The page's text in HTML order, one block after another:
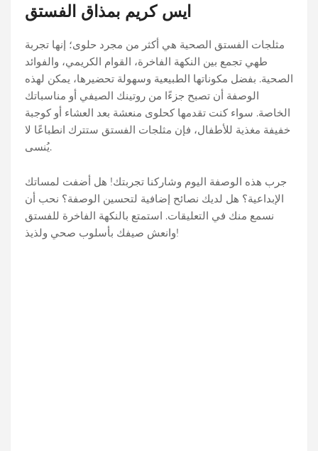
ايس كريم بمذاق الفستق
مثلجات الفستق الصحية هي أكثر من مجرد حلوى؛ إنها تجربة
طهي تجمع بين النكهة الفاخرة، القوام الكريمي، والفوائد
الصحية. بفضل مكوناتها الطبيعية وسهولة تحضيرها، يمكن لهذه
الوصفة أن تصبح جزءًا من روتينك الصيفي أو مناسباتك
الخاصة. سواء كنت تقدمها كحلوى منعشة بعد العشاء أو كوجبة
خفيفة مغذية للأطفال، فإن مثلجات الفستق ستترك انطباعًا لا
يُنسى.
جرب هذه الوصفة اليوم وشاركنا تجربتك! هل أضفت لمساتك
الإبداعية؟ هل لديك نصائح إضافية لتحسين الوصفة؟ نحب أن
نسمع منك في التعليقات. استمتع بالنكهة الفاخرة للفستق
وانعش صيفك بأسلوب صحي ولذيذ!